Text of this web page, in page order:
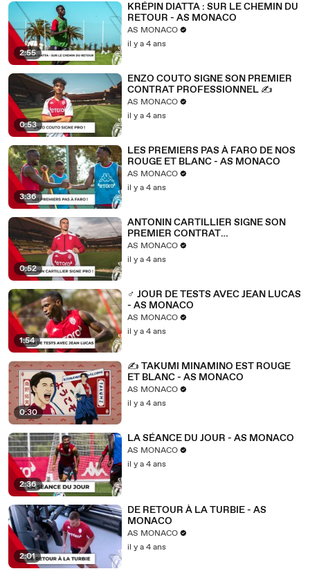
2:55
KRÉPIN DIATTA : SUR LE CHEMIN DU
RETOUR - AS MONACO
AS MONACO
il y a 4 ans
0:53
ENZO COUTO SIGNE SON PREMIER
CONTRAT PROFESSIONNEL ✍
AS MONACO
il y a 4 ans
3:36
LES PREMIERS PAS À FARO DE NOS
ROUGE ET BLANC - AS MONACO
AS MONACO
il y a 4 ans
0:52
ANTONIN CARTILLIER SIGNE SON
PREMIER CONTRAT
PROFESSIONNEL ✍
AS MONACO
il y a 4 ans
1:54
‍♂️ JOUR DE TESTS AVEC JEAN LUCAS
- AS MONACO
AS MONACO
il y a 4 ans
0:30
✍ TAKUMI MINAMINO EST ROUGE
ET BLANC - AS MONACO
AS MONACO
il y a 4 ans
2:36
LA SÉANCE DU JOUR - AS MONACO
AS MONACO
il y a 4 ans
2:01
DE RETOUR À LA TURBIE - AS
MONACO
AS MONACO
il y a 4 ans